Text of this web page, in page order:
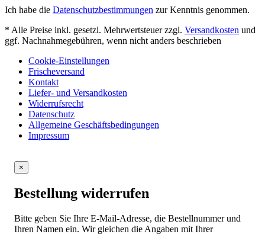
Ich habe die Datenschutzbestimmungen zur Kenntnis genommen.
* Alle Preise inkl. gesetzl. Mehrwertsteuer zzgl. Versandkosten und
ggf. Nachnahmegebühren, wenn nicht anders beschrieben
Cookie-Einstellungen
Frischeversand
Kontakt
Liefer- und Versandkosten
Widerrufsrecht
Datenschutz
Allgemeine Geschäftsbedingungen
Impressum
×
Bestellung widerrufen
Bitte geben Sie Ihre E-Mail-Adresse, die Bestellnummer und
Ihren Namen ein. Wir gleichen die Angaben mit Ihrer